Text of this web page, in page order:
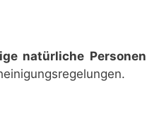
natürliche Personen